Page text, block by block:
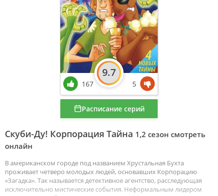
Скуби-Ду! Корпорация Тайна 1,2 сезон смотреть
онлайн
В американском городе под названием Хрустальная Бухта
проживает четверо молодых людей, основавших Корпорацию
«Загадка». Так называется детективное агентство, расследующая
исключительно мистические события. Неформальным лидером
167
9.7
5
Расписание серий